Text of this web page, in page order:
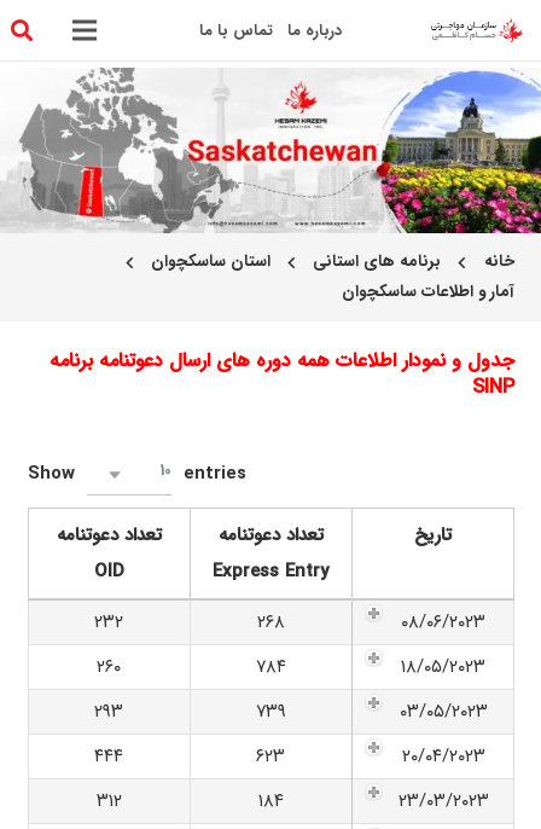
درباره ما تماس با ما
خانه chevron_left برنامه های استانی chevron_left استان ساسکچوان chevron_left
آمار و اطلاعات ساسکچوان
جدول و نمودار اطلاعات همه دوره های ارسال دعوتنامه برنامه
SINP
Show 10 entries
تاریخ
تعداد دعوتنامه
Express Entry
تعداد دعوتنامه
OID
۰۸/۰۶/۲۰۲۳
۲۶۸
۲۳۲
۱۸/۰۵/۲۰۲۳
۷۸۴
۲۶۰
۰۳/۰۵/۲۰۲۳
۷۳۹
۲۹۳
۲۰/۰۴/۲۰۲۳
۶۲۳
۴۴۴
۲۳/۰۳/۲۰۲۳
۱۸۴
۳۱۲